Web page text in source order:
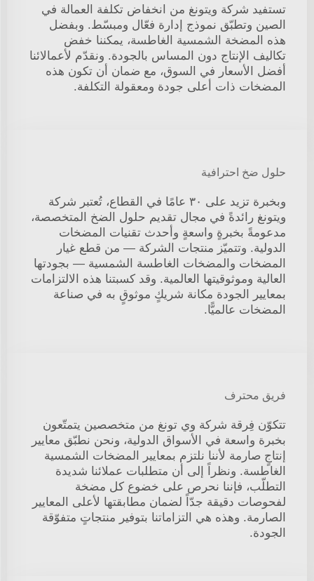
تستفيد شركة ويتونغ من انخفاض تكلفة العمالة في
الصين وتطبّق نموذج إدارة فعّال ومبسّط. وبفضل
هذه المضخة الشمسية الغاطسة، يمكننا خفض
تكاليف الإنتاج دون المساس بالجودة. ونقدّم لأعمالائنا
أفضل الأسعار في السوق، مع ضمان أن تكون هذه
المضخات ذات أعلى جودة ومعقولة التكلفة.
حلول ضخ احترافية
وبخبرة تزيد على ٣٠ عامًا في القطاع، تُعتبر شركة
ويتونغ رائدةً في مجال تقديم حلول الضخ المتخصصة،
مدعومةً بخبرةٍ واسعةٍ وأحدث تقنيات المضخات
الدولية. وتتميّز منتجات الشركة — من قطع غيار
المضخات والمضخات الغاطسة الشمسية — بجودتها
العالية وموثوقيتها العالمية. وقد كسبتنا هذه الالتزامات
بمعايير الجودة مكانة شريكٍ موثوقٍ به في صناعة
المضخات عالميًّا.
فريق محترف
تتكوّن فِرقة شركة وي تونغ من متخصصين يتمتّعون
بخبرة واسعة في الأسواق الدولية، ونحن نطبّق معايير
إنتاجٍ صارمة لأننا نلتزم بمعايير المضخات الشمسية
الغاطسة. ونظراً إلى أن متطلبات عملائنا شديدة
التطلّب، فإننا نحرص على خضوع كل مضخة
لفحوصات دقيقة جدّاً لضمان مطابقتها لأعلى المعايير
الصارمة. وهذه هي التزاماتنا بتوفير منتجاتٍ متفوّقة
الجودة.